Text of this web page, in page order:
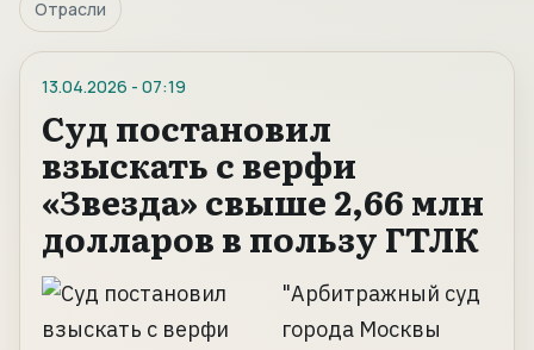
Отрасли
13.04.2026 - 07:19
Суд постановил
взыскать с верфи
«Звезда» свыше 2,66 млн
долларов в пользу ГТЛК
"Арбитражный суд
города Москвы